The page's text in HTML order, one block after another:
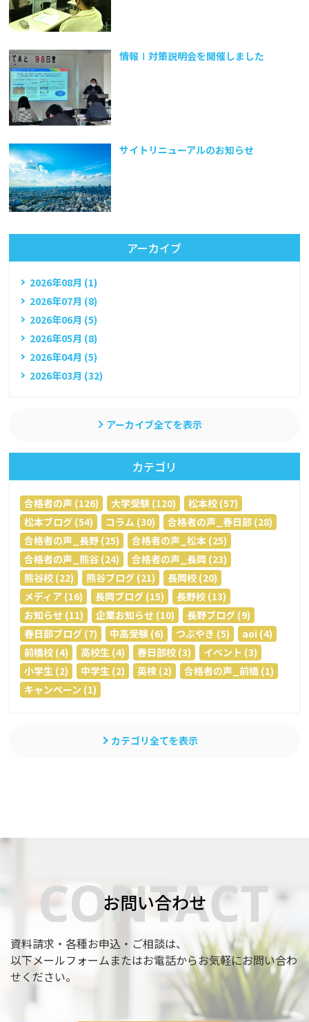
情報Ⅰ対策説明会を開催しました
サイトリニューアルのお知らせ
アーカイブ
2026年08月 (1)
2026年07月 (8)
2026年06月 (5)
2026年05月 (8)
2026年04月 (5)
2026年03月 (32)
アーカイブ全てを表示
カテゴリ
合格者の声 (126) 大学受験 (120)
松本校 (57)
松本ブログ (54)
コラム (30)
合格者の声_春日部 (28)
合格者の声_長野 (25)
合格者の声_松本 (25)
合格者の声_熊谷 (24)
合格者の声_長岡 (23)
熊谷校 (22)
熊谷ブログ (21)
長岡校 (20)
メディア (16)
長岡ブログ (15)
長野校 (13)
お知らせ (11)
企業お知らせ (10)
長野ブログ (9)
春日部ブログ (7)
中高受験 (6) つぶやき (5)
aoi (4)
前橋校 (4)
高校生 (4) 春日部校 (3)
イベント (3)
小学生 (2)
中学生 (2) 英検 (2)
合格者の声_前橋 (1)
キャンペーン (1)
カテゴリ全てを表示
お問い合わせ
資料請求・各種お申込・ご相談は、
以下メールフォームまたはお電話からお気軽にお問い合わ
せください。